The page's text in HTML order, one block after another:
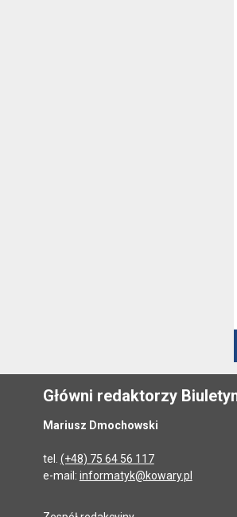
Główni redaktorzy
Mariusz Dmochowski
tel. (+48) 75 64 56 117
e-mail: informatyk@kowary.pl